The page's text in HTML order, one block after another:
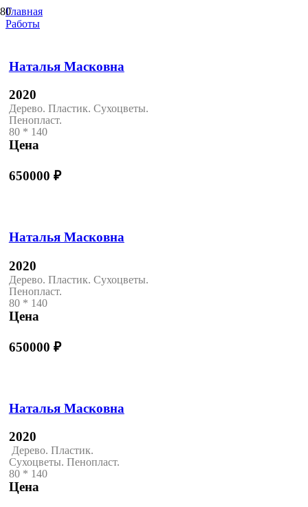
Главная
Работы
Наталья Масковна
2020
Дерево. Пластик. Сухоцветы.
Пенопласт.
80 * 140
Цена
650000 ₽
Наталья Масковна
2020
Дерево. Пластик. Сухоцветы.
Пенопласт.
80 * 140
Цена
650000 ₽
Наталья Масковна
2020
Дерево. Пластик.
Сухоцветы. Пенопласт.
80 * 140
Цена